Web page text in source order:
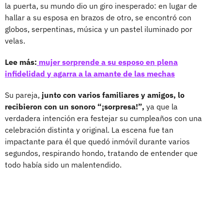
la puerta, su mundo dio un giro inesperado: en lugar de
hallar a su esposa en brazos de otro, se encontró con
globos, serpentinas, música y un pastel iluminado por
velas.
Lee más: mujer sorprende a su esposo en plena
infidelidad y agarra a la amante de las mechas
Su pareja, junto con varios familiares y amigos, lo
recibieron con un sonoro “¡sorpresa!”, ya que la
verdadera intención era festejar su cumpleaños con una
celebración distinta y original. La escena fue tan
impactante para él que quedó inmóvil durante varios
segundos, respirando hondo, tratando de entender que
todo había sido un malentendido.